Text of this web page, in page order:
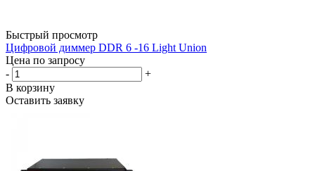
Быстрый просмотр
Цифровой диммер DDR 6 -16 Light Union
Цена по запросу
-
+
В корзину
Оставить заявку